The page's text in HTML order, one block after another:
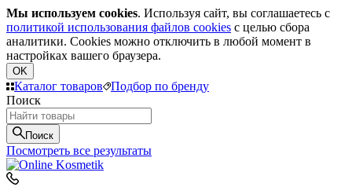
Мы используем cookies. Используя сайт, вы соглашаетесь с
политикой использования файлов cookies с целью сбора
аналитики. Cookies можно отключить в любой момент в
настройках вашего браузера.
OK
Каталог товаров
Подбор по бренду
Поиск
Поиск
Посмотреть все результаты